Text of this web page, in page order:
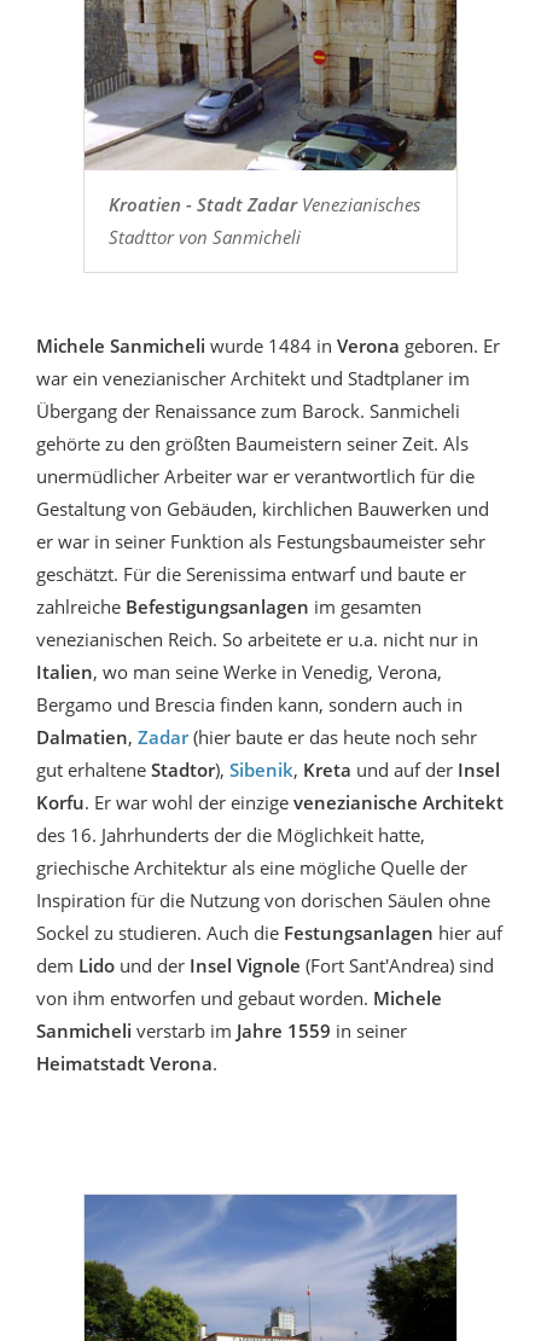
Kroatien - Stadt ZadarVenezianisches
Stadttor von Sanmicheli
Michele Sanmicheli wurde 1484 in Verona geboren. Er
war ein venezianischer Architekt und Stadtplaner im
Übergang der Renaissance zum Barock. Sanmicheli
gehörte zu den größten Baumeistern seiner Zeit. Als
unermüdlicher Arbeiter war er verantwortlich für die
Gestaltung von Gebäuden, kirchlichen Bauwerken und
er war in seiner Funktion als Festungsbaumeister sehr
geschätzt. Für die Serenissima entwarf und baute er
zahlreiche Befestigungsanlagen im gesamten
venezianischen Reich. So arbeitete er u.a. nicht nur in
Italien, wo man seine Werke in Venedig, Verona,
Bergamo und Brescia finden kann, sondern auch in
Dalmatien, Zadar(hier baute er das heute noch sehr
gut erhaltene Stadtor), Sibenik, Kreta und auf der Insel
Korfu. Er war wohl der einzige venezianische Architekt
des 16. Jahrhunderts der die Möglichkeit hatte,
griechische Architektur als eine mögliche Quelle der
Inspiration für die Nutzung von dorischen Säulen ohne
Sockel zu studieren. Auch die Festungsanlagen hier auf
dem Lido und der Insel Vignole (Fort Sant'Andrea) sind
von ihm entworfen und gebaut worden. Michele
Sanmicheli verstarb im Jahre 1559 in seiner
Heimatstadt Verona.